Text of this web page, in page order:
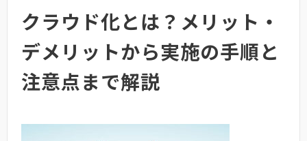
クラウド化とは？メリット・
デメリットから実施の手順と
注意点まで解説